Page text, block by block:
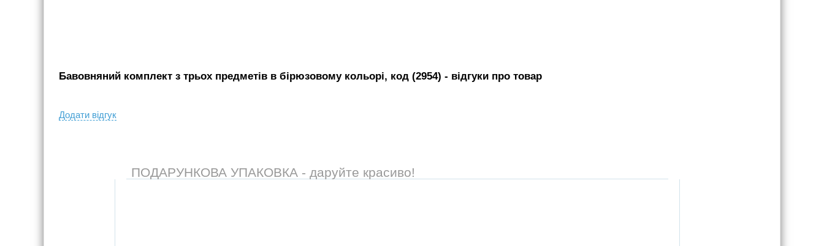
Бавовняний комплект з трьох предметів в бірюзовому кольорі, код (2954) - вiдгуки про товар
Додати вiдгук
ПОДАРУНКОВА УПАКОВКА - даруйте красиво!